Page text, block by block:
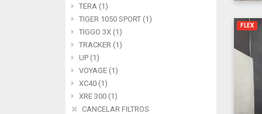
TERA (1)
TIGER 1050 SPORT (1)
TIGGO 3X (1)
TRACKER (1)
UP (1)
VOYAGE (1)
XC40 (1)
XRE 300 (1)
CANCELAR FILTROS
FLEX